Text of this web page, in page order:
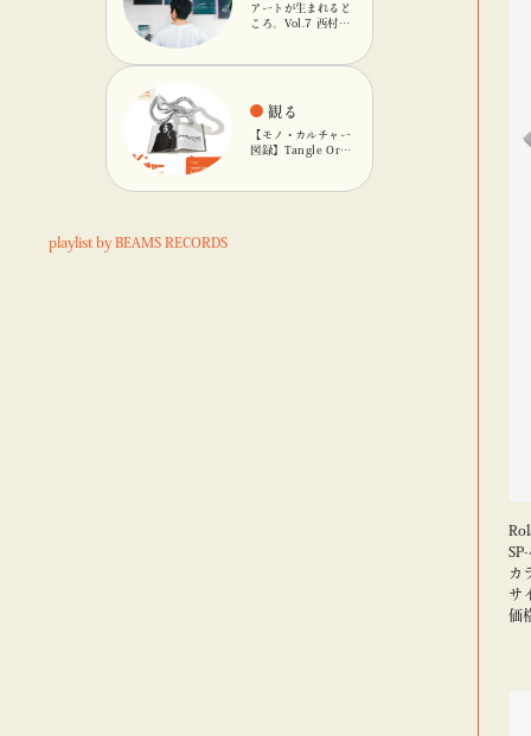
アートが生まれると
ころ。Vol.7 西村友
観る
【モノ・カルチャー
図録】Tangle Orig
playlist by BEAMS RECORDS
カ
サ
価